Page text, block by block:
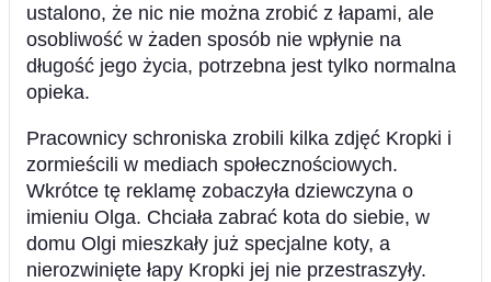
ustalono, że nic nie można zrobić z łapami, ale
osobliwość w żaden sposób nie wpłynie na
długość jego życia, potrzebna jest tylko normalna
opieka.
Pracownicy schroniska zrobili kilka zdjęć Kropki i
zormieścili w mediach społecznościowych.
Wkrótce tę reklamę zobaczyła dziewczyna o
imieniu Olga. Chciała zabrać kota do siebie, w
domu Olgi mieszkały już specjalne koty, a
nierozwinięte łapy Kropki jej nie przestraszyły.